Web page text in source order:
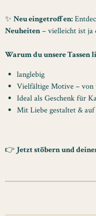
✨ Neu eingetroffen:
Neuheiten– vielleicht ist ja
Warum du unsere Tassen
langlebig
Vielfältige Motive – von
Ideal als Geschenk für
Mit Liebe gestaltet &
👉 Jetzt stöbern und